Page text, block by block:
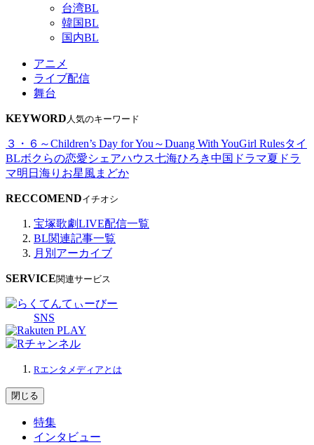
台湾BL
韓国BL
国内BL
アニメ
ライブ配信
舞台
KEYWORD 人気のキーワード
３・６～Children’s Day for You～Duang With YouGirl Rulesタイ
BLボクらの恋愛シェアハウス七海ひろき中国ドラマ夏ドラ
マ明日海りお星風まどか
RECCOMENDイチオシ
宝塚歌劇LIVE配信一覧
BL関連記事一覧
月別アーカイブ
SERVICE関連サービス
SNS
Rエンタメディアとは
閉じる
特集
インタビュー